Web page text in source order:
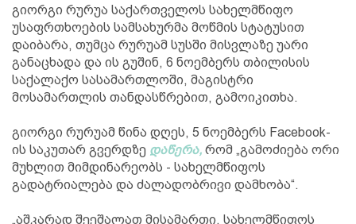
გიორგი რურუა საქართველოს სახელმწიფო
უსაფრთხოების სამსახურმა მოწმის სტატუსით
დაიბარა, თუმცა რურუამ სუსში მისვლაზე უარი
განაცხადა და ის გუშინ, 6 ნოემბერს თბილისის
საქალაქო სასამართლოში, მაგისტრი
მოსამართლის თანდასწრებით, გამოიკითხა.
გიორგი რურუამ წინა დღეს, 5 ნოემბერს Facebook-
ის საკუთარ გვერდზე დაწერა, რომ „გამოძიება ორი
მუხლით მიმდინარეობს - სახელმწიფოს
გადატრიალება და ძალადობრივი დამხობა“.
„აშკარად შეეშალათ მისამართი. სახელმწიფოს